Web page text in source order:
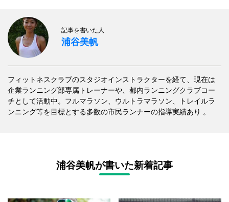
記事を書いた人
浦谷美帆
フィットネスクラブのスタジオインストラクターを経て、現在は
企業ランニング部専属トレーナーや、都内ランニングクラブコー
チとして活動中。フルマラソン、ウルトラマラソン、トレイルラ
ンニング等を目標とする多数の市民ランナーの指導実績あり 。
浦谷美帆が書いた新着記事